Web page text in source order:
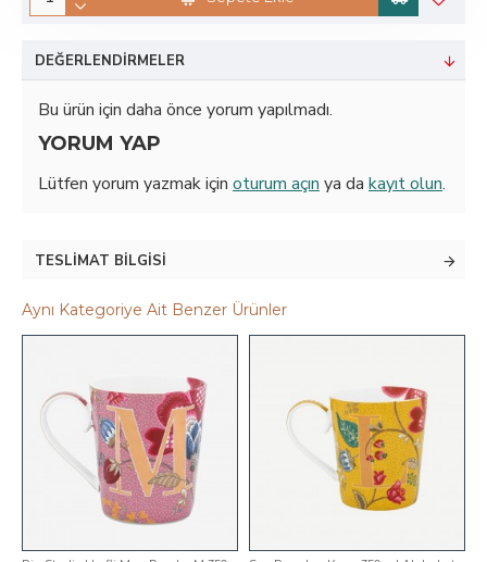
Aynı Kategoriye Ait Benzer Ürünler
DEĞERLENDIRMELER
Bu ürün için daha önce yorum yapılmadı.
YORUM YAP
Lütfen yorum yazmak için oturum açın ya da kayıt olun.
TESLIMAT BILGISI